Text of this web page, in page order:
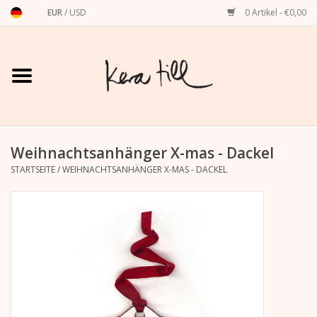
EUR/ USD 0 Artikel - €0,00
Startseite
Art Prints
Weihnachtsanhänger X-mas - Dackel
STARTSEITE/WEIHNACHTSANHÄNGER X-MAS - DACKEL